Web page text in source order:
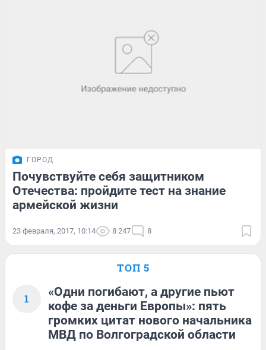
ГОРОД
Почувствуйте себя защитником
Отечества: пройдите тест на знание
армейской жизни
23 февраля, 2017, 10:14 8 247 8
ТОП 5
1
«Одни погибают, а другие пьют
кофе за деньги Европы»: пять
громких цитат нового начальника
МВД по Волгоградской области